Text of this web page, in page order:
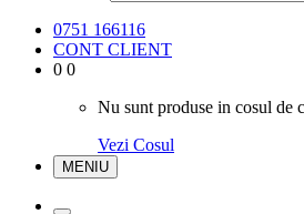
0751 166116
CONT CLIENT
0 0
Nu sunt produse in cosul de
Vezi Cosul
MENIU